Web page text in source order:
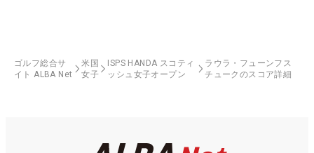
ゴルフ総合サ
イト ALBA Net
米国
女子
ISPS HANDA スコティ
ッシュ女子オープン
ラウラ・フューンフス
チュークのスコア詳細